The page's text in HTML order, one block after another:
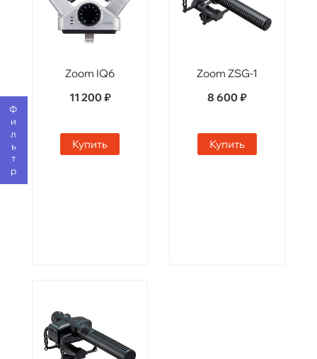
Фильтр
Zoom IQ6
11 200 ₽
Купить
Zoom ZSG-1
8 600 ₽
Купить